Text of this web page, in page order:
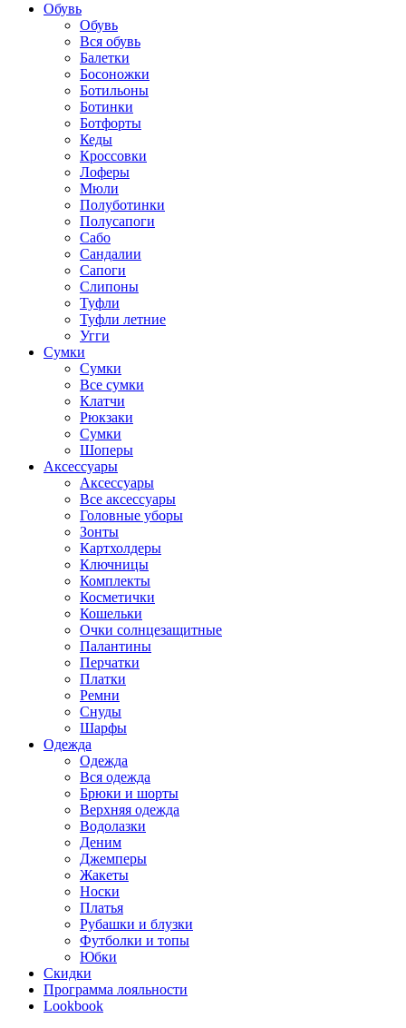
Обувь
Обувь
Вся обувь
Балетки
Босоножки
Ботильоны
Ботинки
Ботфорты
Кеды
Кроссовки
Лоферы
Мюли
Полуботинки
Полусапоги
Сабо
Сандалии
Сапоги
Слипоны
Туфли
Туфли летние
Угги
Сумки
Сумки
Все сумки
Клатчи
Рюкзаки
Сумки
Шоперы
Аксессуары
Аксессуары
Все аксессуары
Головные уборы
Зонты
Картхолдеры
Ключницы
Комплекты
Косметички
Кошельки
Очки солнцезащитные
Палантины
Перчатки
Платки
Ремни
Снуды
Шарфы
Одежда
Одежда
Вся одежда
Брюки и шорты
Верхняя одежда
Водолазки
Деним
Джемперы
Жакеты
Носки
Платья
Рубашки и блузки
Футболки и топы
Юбки
Скидки
Программа лояльности
Lookbook